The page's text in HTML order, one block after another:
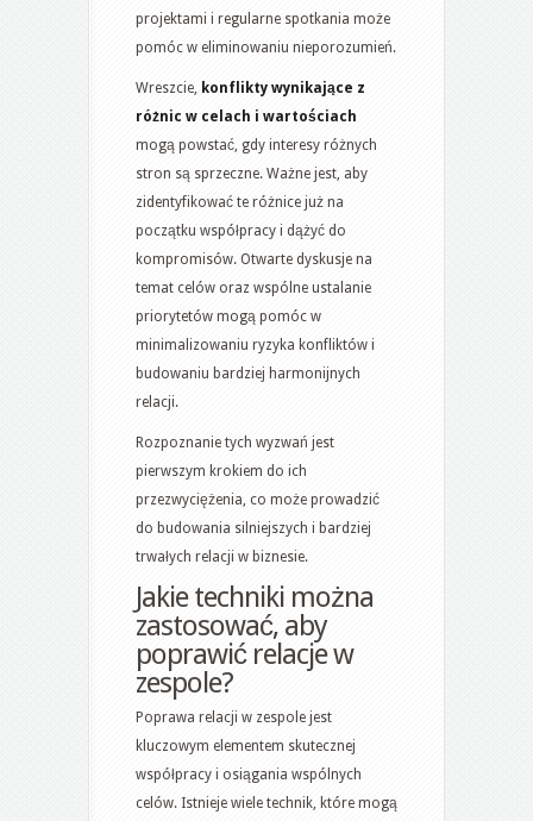
projektami i regularne spotkania może
pomóc w eliminowaniu nieporozumień.
Wreszcie, konflikty wynikające z
różnic w celach i wartościach
mogą powstać, gdy interesy różnych
stron są sprzeczne. Ważne jest, aby
zidentyfikować te różnice już na
początku współpracy i dążyć do
kompromisów. Otwarte dyskusje na
temat celów oraz wspólne ustalanie
priorytetów mogą pomóc w
minimalizowaniu ryzyka konfliktów i
budowaniu bardziej harmonijnych
relacji.
Rozpoznanie tych wyzwań jest
pierwszym krokiem do ich
przezwyciężenia, co może prowadzić
do budowania silniejszych i bardziej
trwałych relacji w biznesie.
Jakie techniki można
zastosować, aby
poprawić relacje w
zespole?
Poprawa relacji w zespole jest
kluczowym elementem skutecznej
współpracy i osiągania wspólnych
celów. Istnieje wiele technik, które mogą